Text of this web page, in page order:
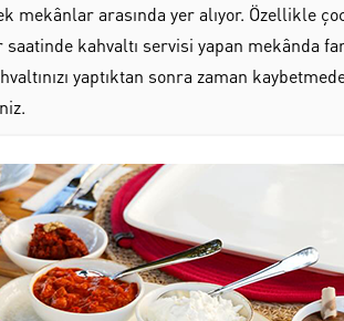
mekânlar arasında yer alıyor. Özellikle
saatinde kahvaltı servisi yapan mekânda
yaptıktan sonra zaman